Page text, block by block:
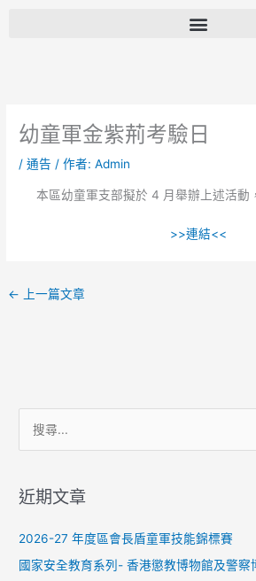
幼童軍金紫荊考驗日
/通告 / 作者:Admin
本區幼童軍支部擬於 4 月舉辦上述活動
>>連結<<
← 上一篇文章
鍵
近期文章
2026-27 年度區會長盾童軍技能錦標賽
國家安全教育系列- 香港懲教博物館及警察